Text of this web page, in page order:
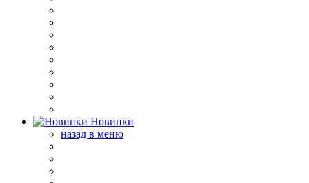
Новинки
назад в меню